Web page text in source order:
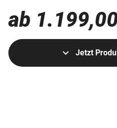
ab
Jetzt